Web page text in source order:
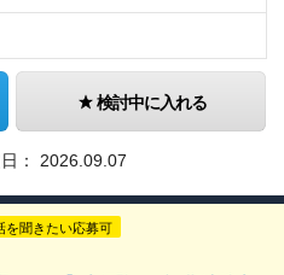
検討中に入れる
： 2026.09.07
を聞きたい応募可